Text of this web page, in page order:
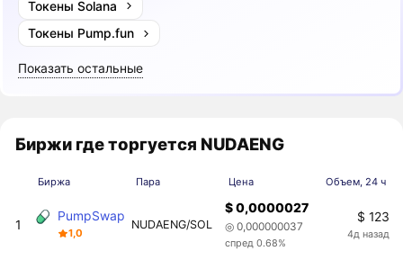
Токены Solana
Токены Pump.fun
Показать остальные
Биржи где торгуется NUDAENG
Биржа Пара Цена Объем, 24 ч
1
PumpSwap
1,0
NUDAENG/SOL
$ 0,0000027
◎ 0,000000037
спред 0.68%
$ 123
4д назад